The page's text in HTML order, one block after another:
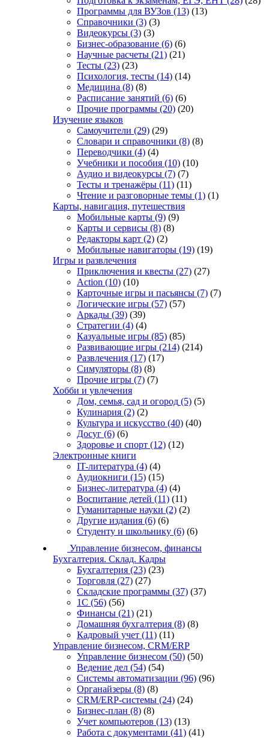
Программы для ВУЗов (13) (13)
Справочники (3) (3)
Видеокурсы (3) (3)
Бизнес-образование (6) (6)
Научные расчеты (21) (21)
Тесты (23) (23)
Психология, тесты (14) (14)
Медицина (8) (8)
Расписание занятий (6) (6)
Прочие программы (20) (20)
Изучение языков
Самоучители (29) (29)
Словари и справочники (8) (8)
Переводчики (4) (4)
Учебники и пособия (10) (10)
Аудио и видеокурсы (7) (7)
Тесты и тренажёры (11) (11)
Чтение и разговорные темы (1) (1)
Карты, навигация, путешествия
Мобильные карты (9) (9)
Карты и сервисы (8) (8)
Редакторы карт (2) (2)
Мобильные навигаторы (19) (19)
Игры и развлечения
Приключения и квесты (27) (27)
Action (10) (10)
Карточные игры и пасьянсы (7) (7)
Логические игры (57) (57)
Аркады (39) (39)
Стратегии (4) (4)
Казуальные игры (85) (85)
Развивающие игры (214) (214)
Развлечения (17) (17)
Симуляторы (8) (8)
Прочие игры (7) (7)
Хобби и увлечения
Дом, семья, сад и огород (5) (5)
Кулинария (2) (2)
Культура и искусство (40) (40)
Досуг (6) (6)
Здоровье и спорт (12) (12)
Электронные книги
IT-литература (4) (4)
Аудиокниги (15) (15)
Бизнес-литература (4) (4)
Воспитание детей (11) (11)
Гуманитарные науки (2) (2)
Другие издания (6) (6)
Студенту и школьнику (6) (6)
Управление бизнесом, финансы
Бухгалтерия. Склад. Кадры
Бухгалтерия (23) (23)
Торговля (27) (27)
Складские программы (37) (37)
1С (56) (56)
Финансы (21) (21)
Домашняя бухгалтерия (8) (8)
Кадровый учет (11) (11)
Управление бизнесом, CRM/ERP
Управление бизнесом (50) (50)
Ведение дел (54) (54)
Системы автоматизации (96) (96)
Органайзеры (8) (8)
CRM/ERP-системы (24) (24)
Бизнес-план (8) (8)
Учет компьютеров (13) (13)
Работа с документами (41) (41)